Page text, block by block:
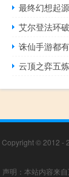
最终幻想起
艾尔登法环
诛仙手游都
云顶之弈五
Copyright © 2012 -
声明：本站内容来